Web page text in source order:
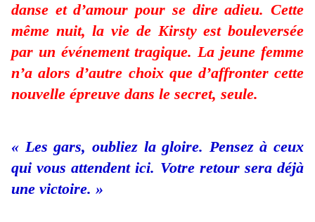
danse et d’amour pour se dire adieu. Cette
même nuit, la vie de Kirsty est bouleversée
par un événement tragique. La jeune femme
n’a alors d’autre choix que d’affronter cette
nouvelle épreuve dans le secret, seule.
« Les gars, oubliez la gloire. Pensez à ceux
qui vous attendent ici. Votre retour sera déjà
une victoire. »